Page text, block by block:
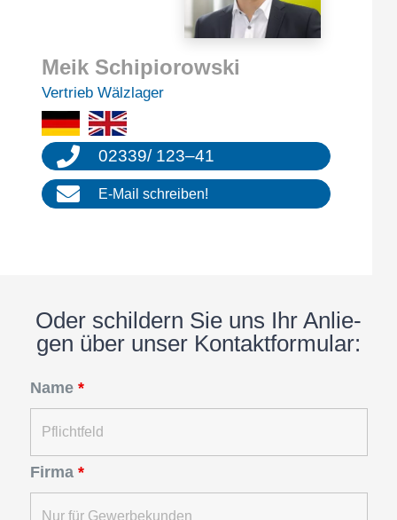
Meik Schip­io­row­ski
Vertrieb Wälzla­ger
02339/ 123–41
E‑Mail schrei­ben!
Oder schil­dern Sie uns Ihr Anlie­
gen über unser Kontaktformular:
Name *
Firma *